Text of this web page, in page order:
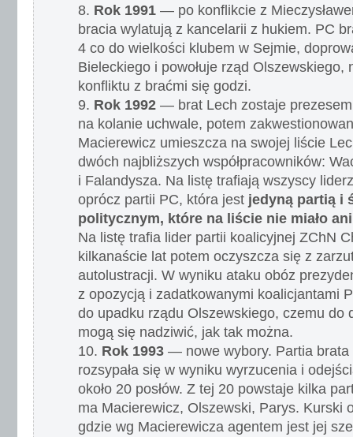
Rok 1991 — po konflikcie z
bracia wylatują z kancelarii z hukiem. PC
4 co do wielkości klubem w Sejmie,
Bieleckiego i powołuje rząd Olszewskiego,
konfliktu z braćmi się godzi.
Rok 1992 — brat Lech zostaje
na kolanie uchwale, potem
Macierewicz umieszcza na swojej liście
dwóch najbliższych współpracowników:
i Falandysza. Na listę trafiają wszyscy
oprócz partii PC, która jest jedyną partią i
politycznym, które na liście nie miało
Na listę trafia lider partii koalicyjnej ZChN
kilkanaście lat potem oczyszcza się z
autolustracji. W wyniku ataku obóz
z opozycją i zadatkowanymi koalicjantami
do upadku rządu Olszewskiego, czemu do
mogą się nadziwić, jak tak można.
Rok 1993 — nowe wybory. Partia brata
rozsypała się w wyniku wyrzucenia i
około 20 posłów. Z tej 20 powstaje kilka
ma Macierewicz, Olszewski, Parys. Kurski
gdzie wg Macierewicza agentem jest jej